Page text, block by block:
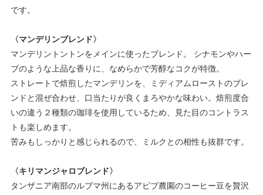
です。
〈マンデリンブレンド〉
マンデリントントンをメインに使ったブレンド。 シナモンやハー
ブのような上品な香りに、なめらかで芳醇なコクが特徴。
ストレートで焙煎したマンデリンを、ミディアムローストのブレ
ンドと混ぜ合わせ、口当たりが良くまろやかな味わい。焙煎度合
いの違う２種類の珈琲を使用しているため、見た目のコントラス
トも楽しめます。
苦みもしっかりと感じられるので、ミルクとの相性も抜群です。
〈キリマンジャロブレンド〉
タンザニア南部のルブマ州にあるアビブ農園のコーヒー豆を贅沢